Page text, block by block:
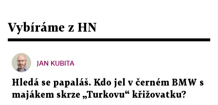
Vybíráme z HN
JAN KUBITA
Hledá se papaláš. Kdo jel v černém BMW s
majákem skrze „Turkovu“ křižovatku?